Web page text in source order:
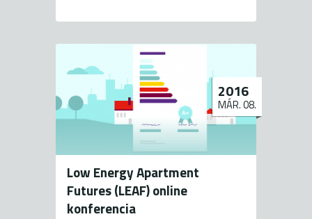
Low Energy Apartment
Futures (LEAF) online
konferencia
2016
MÁR. 08.